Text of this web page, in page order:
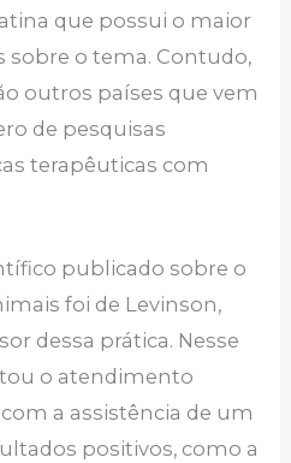
que possui o maior
sobre o tema. Contudo,
outros países que vem
de pesquisas
terapêuticas com
publicado sobre o
foi de Levinson,
dessa prática. Nesse
o atendimento
a assistência de um
positivos, como a